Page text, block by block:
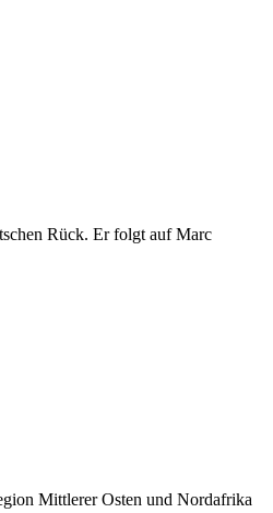
Rück. Er folgt auf Marc
Mittlerer Osten und Nordafrika